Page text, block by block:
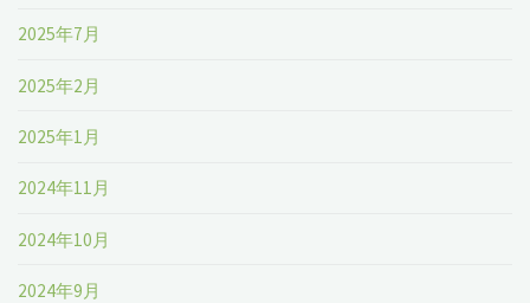
2025年7月
2025年2月
2025年1月
2024年11月
2024年10月
2024年9月